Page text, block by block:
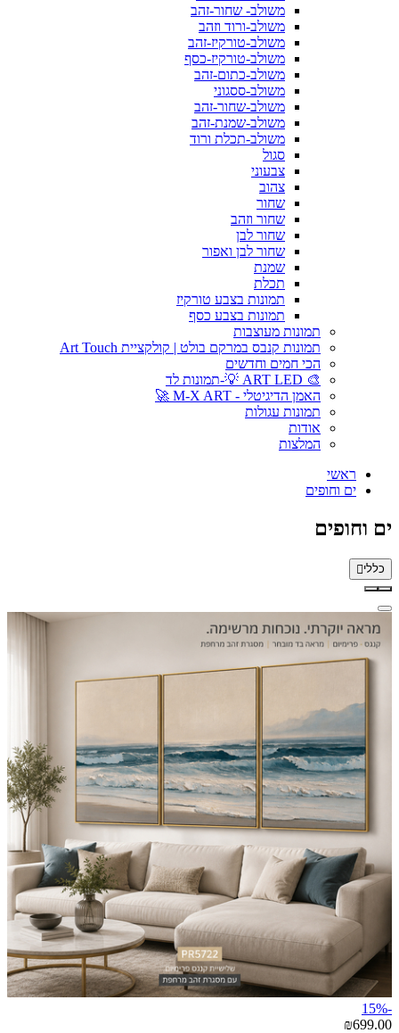
משולב- שחור-זהב
משולב-ורוד וזהב
משולב-טורקיז-זהב
משולב-טורקיז-כסף
משולב-כתום-זהב
משולב-ססגוני
משולב-שחור-זהב
משולב-שמנת-זהב
משולב-תכלת ורוד
סגול
צבעוני
צהוב
שחור
שחור וזהב
שחור לבן
שחור לבן ואפור
שמנת
תכלת
תמונות בצבע טורקיז
תמונות בצבע כסף
תמונות מעוצבות
תמונות קנבס במרקם בולט | קולקציית Art Touch
הכי חמים וחדשים
🎨 ART LED 💡-תמונות לד
האמן הדיגיטלי - M-X ART 🚀
תמונות עגולות
אודות
המלצות
ראשי
ים וחופים
ים וחופים
כללי
-15%
₪699.00